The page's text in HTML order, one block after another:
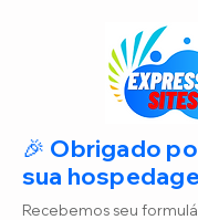
🎉 Obrigado
sua
Recebemos seu